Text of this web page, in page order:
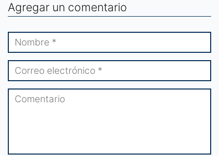
Agregar un comentario